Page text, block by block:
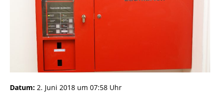
Datum: 2. Juni 2018 um 07:58 Uhr